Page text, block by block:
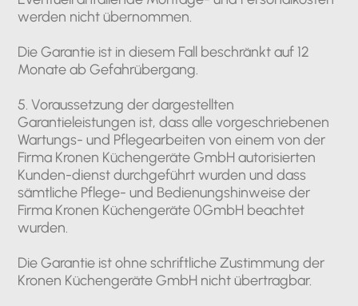
werden nicht übernommen.
Die Garantie ist in diesem Fall beschränkt auf 12
Monate ab Gefahrübergang.
5. Voraussetzung der dargestellten
Garantieleistungen ist, dass alle vorgeschriebenen
Wartungs- und Pflegearbeiten von einem von der
Firma Kronen Küchengeräte GmbH autorisierten
Kunden-dienst durchgeführt wurden und dass
sämtliche Pflege- und Bedienungshinweise der
Firma Kronen Küchengeräte 0GmbH beachtet
wurden.
Die Garantie ist ohne schriftliche Zustimmung der
Kronen Küchengeräte GmbH nicht übertragbar.